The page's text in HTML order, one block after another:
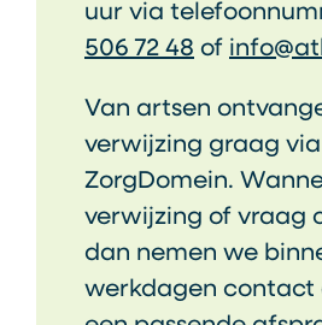
uur via
506 72 48 of
Van artsen
verwijzing graag via
ZorgDomein.
verwijzing of vraag
dan nemen we
werkdagen contact